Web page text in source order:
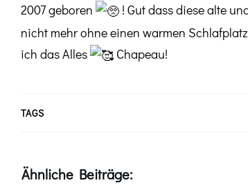
2007 geboren
! Gut dass diese alte
nicht mehr ohne einen warmen
ich das Alles
Chapeau!
TAGS
Ähnliche Beiträge: